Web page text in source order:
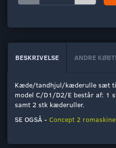
BESKRIVELSE ANDRE
Kæde/tandhjul/kæderulle sæt
model C/D1/D2/E består af: 1
samt 2 stk kæderuller.
SE OGSÅ - Concept 2 romaskine